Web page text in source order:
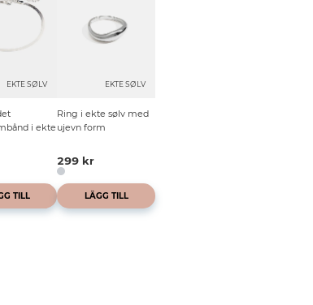
EKTE SØLV
i ekte
TILL
EKTE SØLV
Ring i ekte sølv med
ujevn form
299 kr
LÄGG TILL